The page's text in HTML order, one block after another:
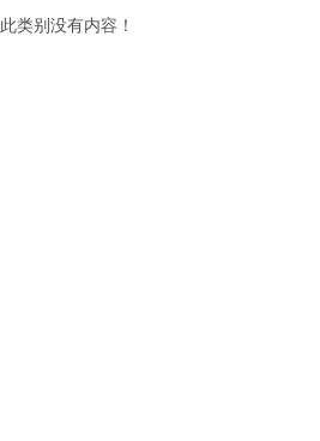
此类别没有内容！